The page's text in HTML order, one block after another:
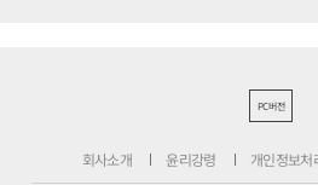
PC버전
회사소개 윤리강령 개인정보처